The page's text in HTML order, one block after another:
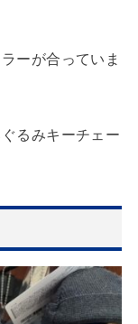
ーが合っていま
るみキーチェー